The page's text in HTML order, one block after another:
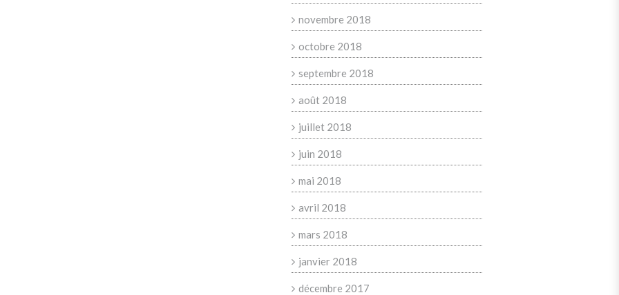
novembre 2018
octobre 2018
septembre 2018
août 2018
juillet 2018
juin 2018
mai 2018
avril 2018
mars 2018
janvier 2018
décembre 2017